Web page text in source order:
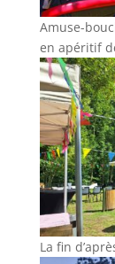
Amuse-
en apéritif
La fin